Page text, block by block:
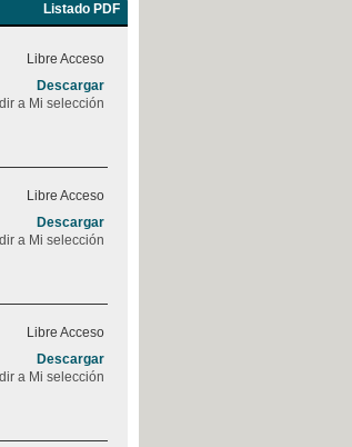
Listado PDF
Libre Acceso
Descargar
a Mi selección
Libre Acceso
Descargar
a Mi selección
Libre Acceso
Descargar
a Mi selección